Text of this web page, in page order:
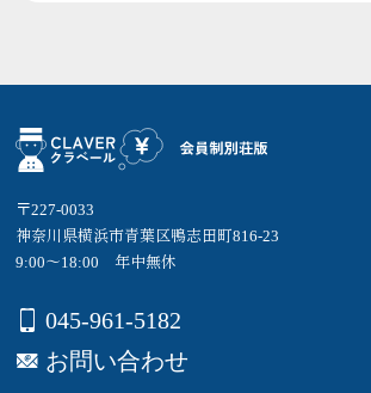
〒227-0033
神奈川県横浜市青葉区鴨志田町816-23
9:00～18:00 年中無休
045-961-5182
お問い合わせ